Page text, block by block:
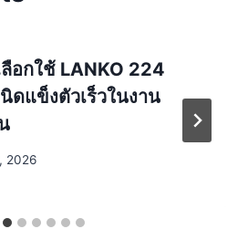
อกใช้ LANKO 224
แข็งตัวเร็วในงาน
2026